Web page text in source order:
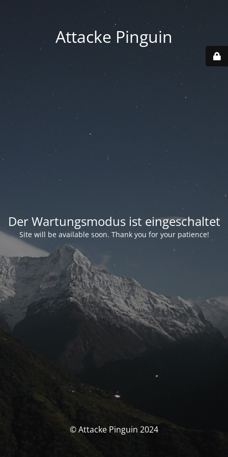
Attacke Pinguin
Der Wartungsmodus ist eingeschaltet
Site will be available soon. Thank you for your patience!
© Attacke Pinguin 2024